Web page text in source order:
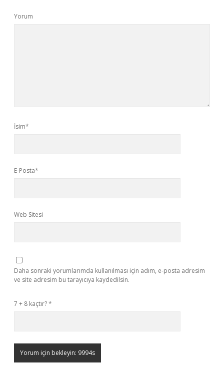
Yorum
İsim*
E-Posta*
Web Sitesi
Daha sonraki yorumlarımda kullanılması için adım, e-posta adresim
ve site adresim bu tarayıcıya kaydedilsin.
7 + 8 kaçtır?*